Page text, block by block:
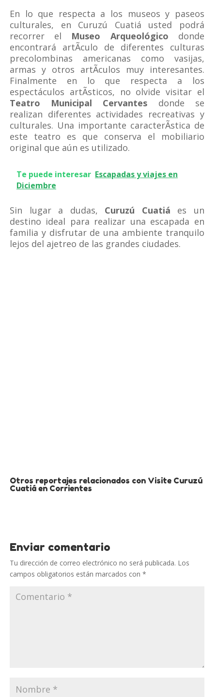
En lo que respecta a los museos y paseos
culturales, en Curuzú Cuatiá usted podrá
recorrer el Museo Arqueológico donde
encontrará artÃ­culo de diferentes culturas
precolombinas americanas como vasijas,
armas y otros artÃ­culos muy interesantes.
Finalmente en lo que respecta a los
espectáculos artÃ­sticos, no olvide visitar el
Teatro Municipal Cervantes donde se
realizan diferentes actividades recreativas y
culturales. Una importante caracterÃ­stica de
este teatro es que conserva el mobiliario
original que aún es utilizado.
Te puede interesar Escapadas y viajes en
Diciembre
Sin lugar a dudas, Curuzú Cuatiá es un
destino ideal para realizar una escapada en
familia y disfrutar de una ambiente tranquilo
lejos del ajetreo de las grandes ciudades.
Otros reportajes relacionados con Visite Curuzú
Cuatiá en Corrientes
Enviar comentario
Tu dirección de correo electrónico no será publicada. Los
campos obligatorios están marcados con *